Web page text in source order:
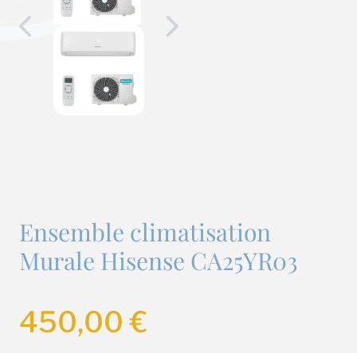
Ensemble climatisation
Murale Hisense CA25YR03
450,00€